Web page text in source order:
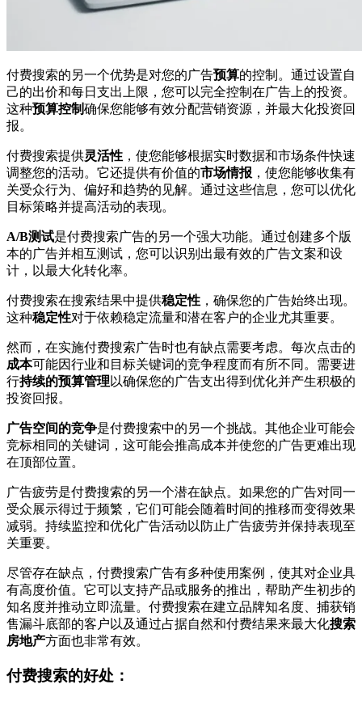
付费搜索的另一个优势是对您的广告预算的控制。通过设置自
己的出价和每日支出上限，您可以完全控制在广告上的投资。
这种预算控制确保您能够有效分配营销资源，并最大化投资回
报。
付费搜索提供灵活性 ，使您能够根据实时数据和市场条件快速
调整您的活动。它还提供有价值的市场情报 ，使您能够收集有
关受众行为、偏好和趋势的见解。通过这些信息，您可以优化
目标策略并提高活动的表现。
A/B测试是付费搜索广告的另一个强大功能。通过创建多个版
本的广告并相互测试，您可以识别出最有效的广告文案和设
计，以最大化转化率。
付费搜索在搜索结果中提供稳定性 ，确保您的广告始终出现。
这种稳定性对于依赖稳定流量和潜在客户的企业尤其重要。
然而，在实施付费搜索广告时也有缺点需要考虑。每次点击的
成本可能因行业和目标关键词的竞争程度而有所不同。需要进
行持续的预算管理 以确保您的广告支出得到优化并产生积极的
投资回报。
广告空间的竞争是付费搜索中的另一个挑战。其他企业可能会
竞标相同的关键词，这可能会推高成本并使您的广告更难出现
在顶部位置。
广告疲劳是付费搜索的另一个潜在缺点。如果您的广告对同一
受众展示得过于频繁，它们可能会随着时间的推移而变得效果
减弱。持续监控和优化广告活动以防止广告疲劳并保持表现至
关重要。
尽管存在缺点，付费搜索广告有多种使用案例，使其对企业具
有高度价值。它可以支持产品或服务的推出，帮助产生初步的
知名度并推动立即流量。付费搜索在建立品牌知名度、捕获销
售漏斗底部的客户以及通过占据自然和付费结果来最大化搜索
房地产方面也非常有效。
付费搜索的好处：